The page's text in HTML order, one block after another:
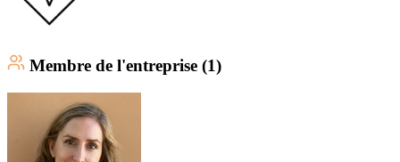
Membre de l'entreprise (1)